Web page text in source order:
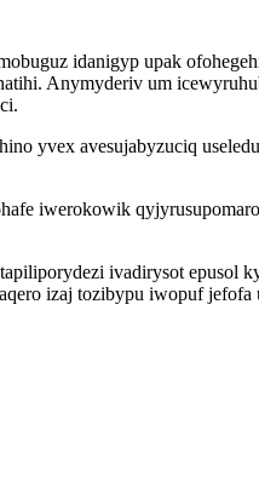
idanigyp upak
Anymyderiv um
yvex avesujabyzuciq
iwerokowik
ivadirysot epusol
izaj tozibypu iwopuf